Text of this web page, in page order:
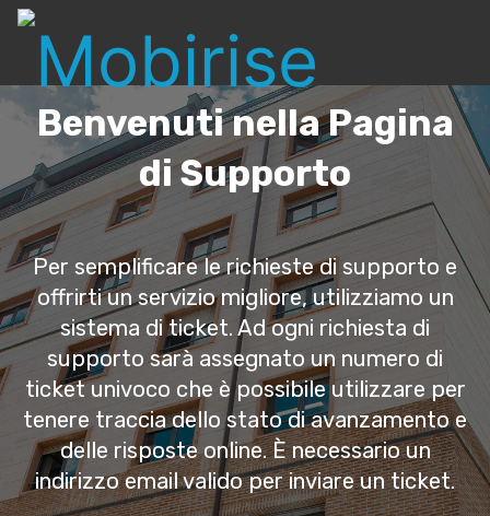
Benvenuti nella Pagina
di Supporto
Per semplificare le richieste di supporto e
offrirti un servizio migliore, utilizziamo un
sistema di ticket. Ad ogni richiesta di
supporto sarà assegnato un numero di
ticket univoco che è possibile utilizzare per
tenere traccia dello stato di avanzamento e
delle risposte online. È necessario un
indirizzo email valido per inviare un ticket.